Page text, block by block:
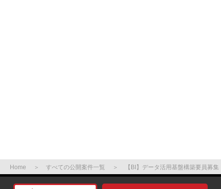
Home すべての公開案件一覧 【BI】データ活用基盤構築要員募集